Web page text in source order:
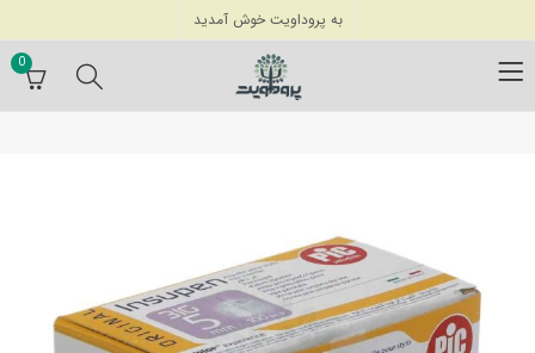
به پروداویت خوش آمدید
0